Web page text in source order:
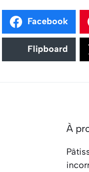
Facebook
Flipboard
À